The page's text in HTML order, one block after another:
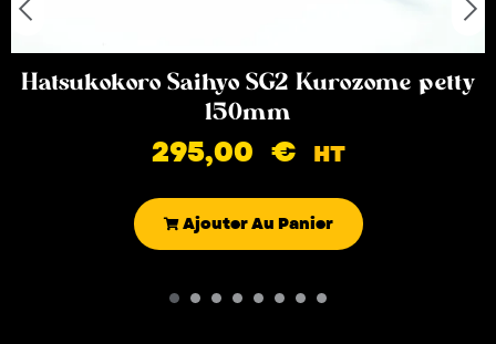
Hatsukokoro Saihyo SG2 Kurozome petty
150mm
295,00 € HT
Ajouter Au Panier